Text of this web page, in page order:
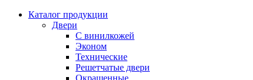
Каталог продукции
Двери
С винилкожей
Эконом
Технические
Решетчатые двери
Окрашенные